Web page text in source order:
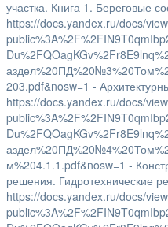
участка. Книга 1. Береговые
https://docs.yandex.ru/docs/
203.pdf&nosw=1 -
https://docs.yandex.ru/docs/
м%204.1.1.pdf&nosw=1 -
решения. Гидротехнические
https://docs.yandex.ru/docs/